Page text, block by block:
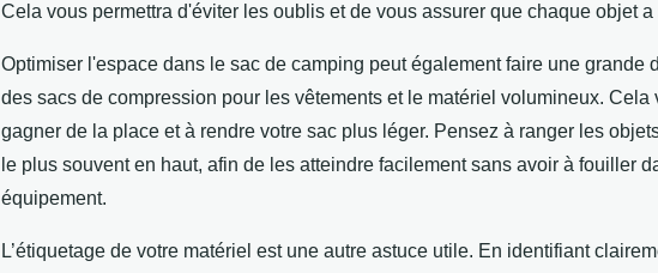
Cela vous permettra d'éviter les oublis et de vous assurer que chaque objet a
Optimiser l'espace dans le sac de camping peut également faire une grande
des sacs de compression pour les vêtements et le matériel volumineux. Cela
gagner de la place et à rendre votre sac plus léger. Pensez à ranger les
le plus souvent en haut, afin de les atteindre facilement sans avoir à fouiller
équipement.
L’étiquetage de votre matériel est une autre astuce utile. En identifiant